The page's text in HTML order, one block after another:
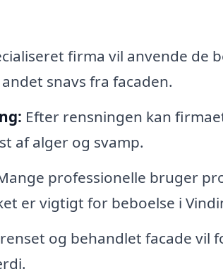
firma vil anvende de
snavs fra facaden.
Efter rensningen kan
af alger og svamp.
professionelle bruger
er vigtigt for beboelse i
og behandlet facade vil